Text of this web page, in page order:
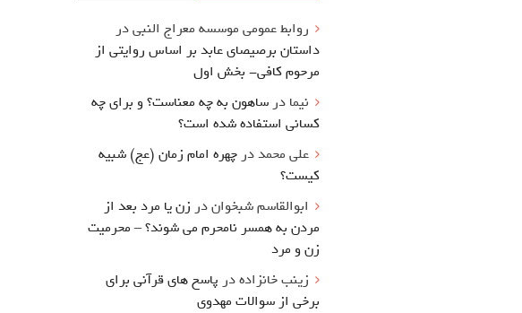
روابط عمومی موسسه معراج النبیدر
داستان برصیصای عابد بر اساس روایتی از
مرحوم کافی- بخش اول
نیما در ساهون به چه معناست؟ و برای چه
کسانی استفاده شده است؟
علی محمددر چهره امام زمان (عج) شبیه
کیست؟
ابوالقاسم شبخواندر زن یا مرد بعد از
مردن به همسر نامحرم می شوند؟ – محرمیت
زن و مرد
زینب خانزادهدر پاسخ های قرآنی برای
برخی از سوالات مهدوی